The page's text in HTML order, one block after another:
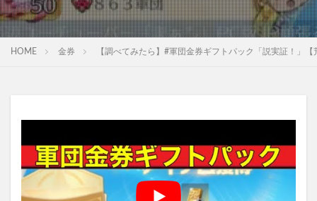
HOME 金券 【調べてみたら】#軍団金券ギフトパック「説実証！」